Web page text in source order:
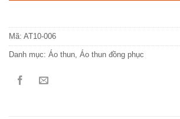
Mã: AT10-006
Danh mục: Áo thun, Áo thun đồng phục